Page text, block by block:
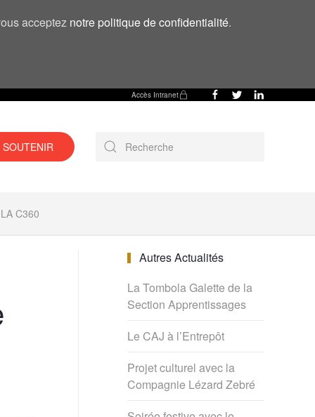
acceptez notre politique de confidentialité.
Accès Intranet
C360
Autres Actualités
La Tombola Galette de la
Section Apprentissages
Le CAJ à l’Entrepôt
Projet culturel avec la
Compagnie Lézard Zebré